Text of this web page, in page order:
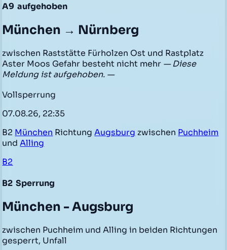
A9 aufgehoben
München → Nürnberg
zwischen Raststätte Fürholzen Ost und Rastplatz
Aster Moos Gefahr besteht nicht mehr — Diese
Meldung ist aufgehoben. —
Vollsperrung
07.08.26, 22:35
B2 München RichtungAugsburg zwischen Puchheim
undAlling
B2
B2 Sperrung
München - Augsburg
zwischen Puchheim und Alling in beiden Richtungen
gesperrt, Unfall